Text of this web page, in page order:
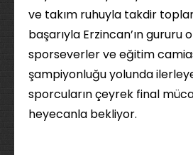
ve takım ruhuyla takdir
başarıyla Erzincan’ın gururu
sporseverler ve eğitim
şampiyonluğu yolunda
sporcuların çeyrek final
heyecanla bekliyor.